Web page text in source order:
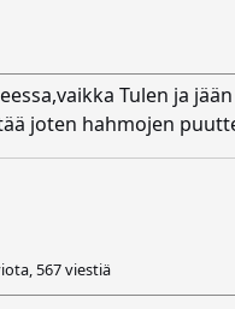
Tulen ja
joten hahmojen
567 viestiä